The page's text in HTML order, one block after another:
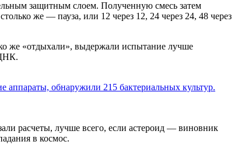
защитным слоем. Полученную смесь затем
же — пауза, или 12 через 12, 24 через 24, 48 через
же «отдыхали», выдержали испытание лучше
аппараты, обнаружили 215 бактериальных культур.
расчеты, лучше всего, если астероид — виновник
в космос.